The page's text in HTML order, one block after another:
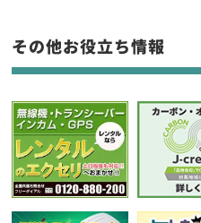
フリーワード入力(製
選択条件
その他お役立ち情報